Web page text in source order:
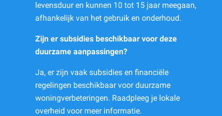
levensduur en kunnen 10 tot 15 jaar meegaan,
afhankelijk van het gebruik en onderhoud.
Zijn er subsidies beschikbaar voor deze
duurzame aanpassingen?
Ja, er zijn vaak subsidies en financiële
regelingen beschikbaar voor duurzame
woningverbeteringen. Raadpleeg je lokale
overheid voor meer informatie.